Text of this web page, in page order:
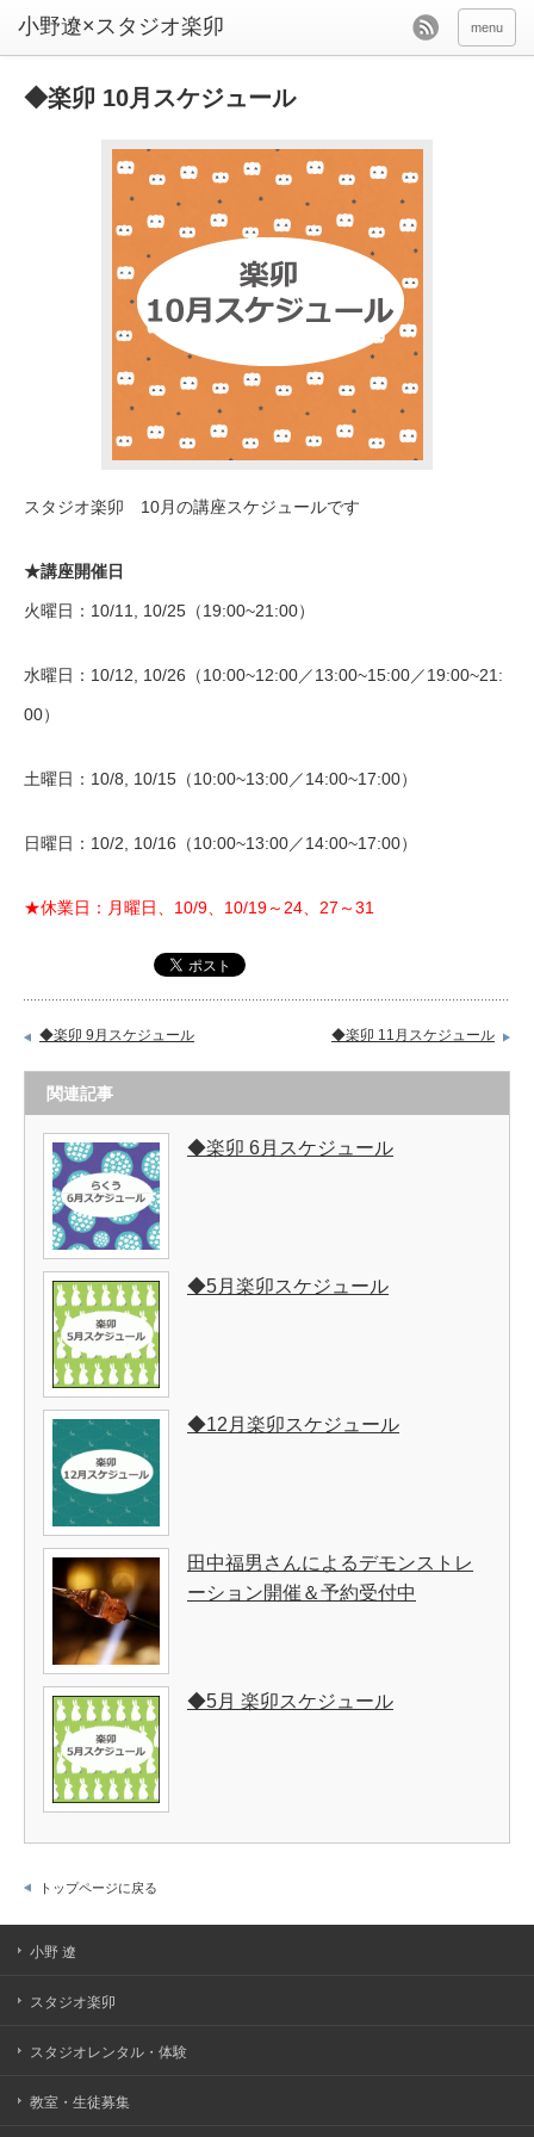
menu
◆楽卯 10月スケジュール
スタジオ楽卯 10月の講座スケジュールです
★講座開催日
火曜日：10/11, 10/25（19:00~21:00）
水曜日：10/12, 10/26（10:00~12:00／13:00~15:00／19:00~21:
00）
土曜日：10/8, 10/15（10:00~13:00／14:00~17:00）
日曜日：10/2, 10/16（10:00~13:00／14:00~17:00）
★休業日：月曜日、10/9、10/19～24、27～31
◆楽卯 9月スケジュール ◆楽卯 11月スケジュール
関連記事
◆楽卯 6月スケジュール
◆5月楽卯スケジュール
◆12月楽卯スケジュール
田中福男さんによるデモンストレ
ーション開催＆予約受付中
◆5月 楽卯スケジュール
トップページに戻る
小野 遼
スタジオ楽卯
スタジオレンタル・体験
教室・生徒募集